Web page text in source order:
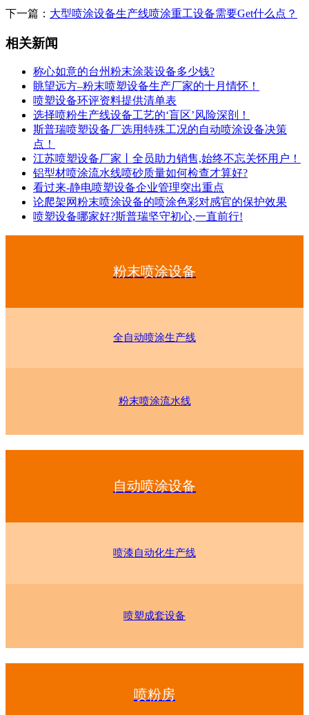
下一篇： 大型喷涂设备生产线喷涂重工设备需要Get什么点？
相关新闻
称心如意的台州粉末涂装设备多少钱?
眺望远方–粉末喷塑设备生产厂家的十月情怀！
喷塑设备环评资料提供清单表
选择喷粉生产线设备工艺的‘盲区’风险深剖！
斯普瑞喷塑设备厂选用特殊工况的自动喷涂设备决策
点！
江苏喷塑设备厂家丨全员助力销售,始终不忘关怀用户！
铝型材喷涂流水线喷砂质量如何检查才算好?
看过来-静电喷塑设备企业管理突出重点
论爬架网粉末喷涂设备的喷涂色彩对感官的保护效果
喷塑设备哪家好?斯普瑞坚守初心,一直前行!
粉末喷涂设备
全自动喷涂生产线
粉末喷涂流水线
自动喷涂设备
喷漆自动化生产线
喷塑成套设备
喷粉房